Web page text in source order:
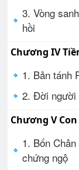
3. Vòng
hồi
Chương IV
1. Bản tánh
2. Đời người
Chương V
1. Bốn
chứng ngộ